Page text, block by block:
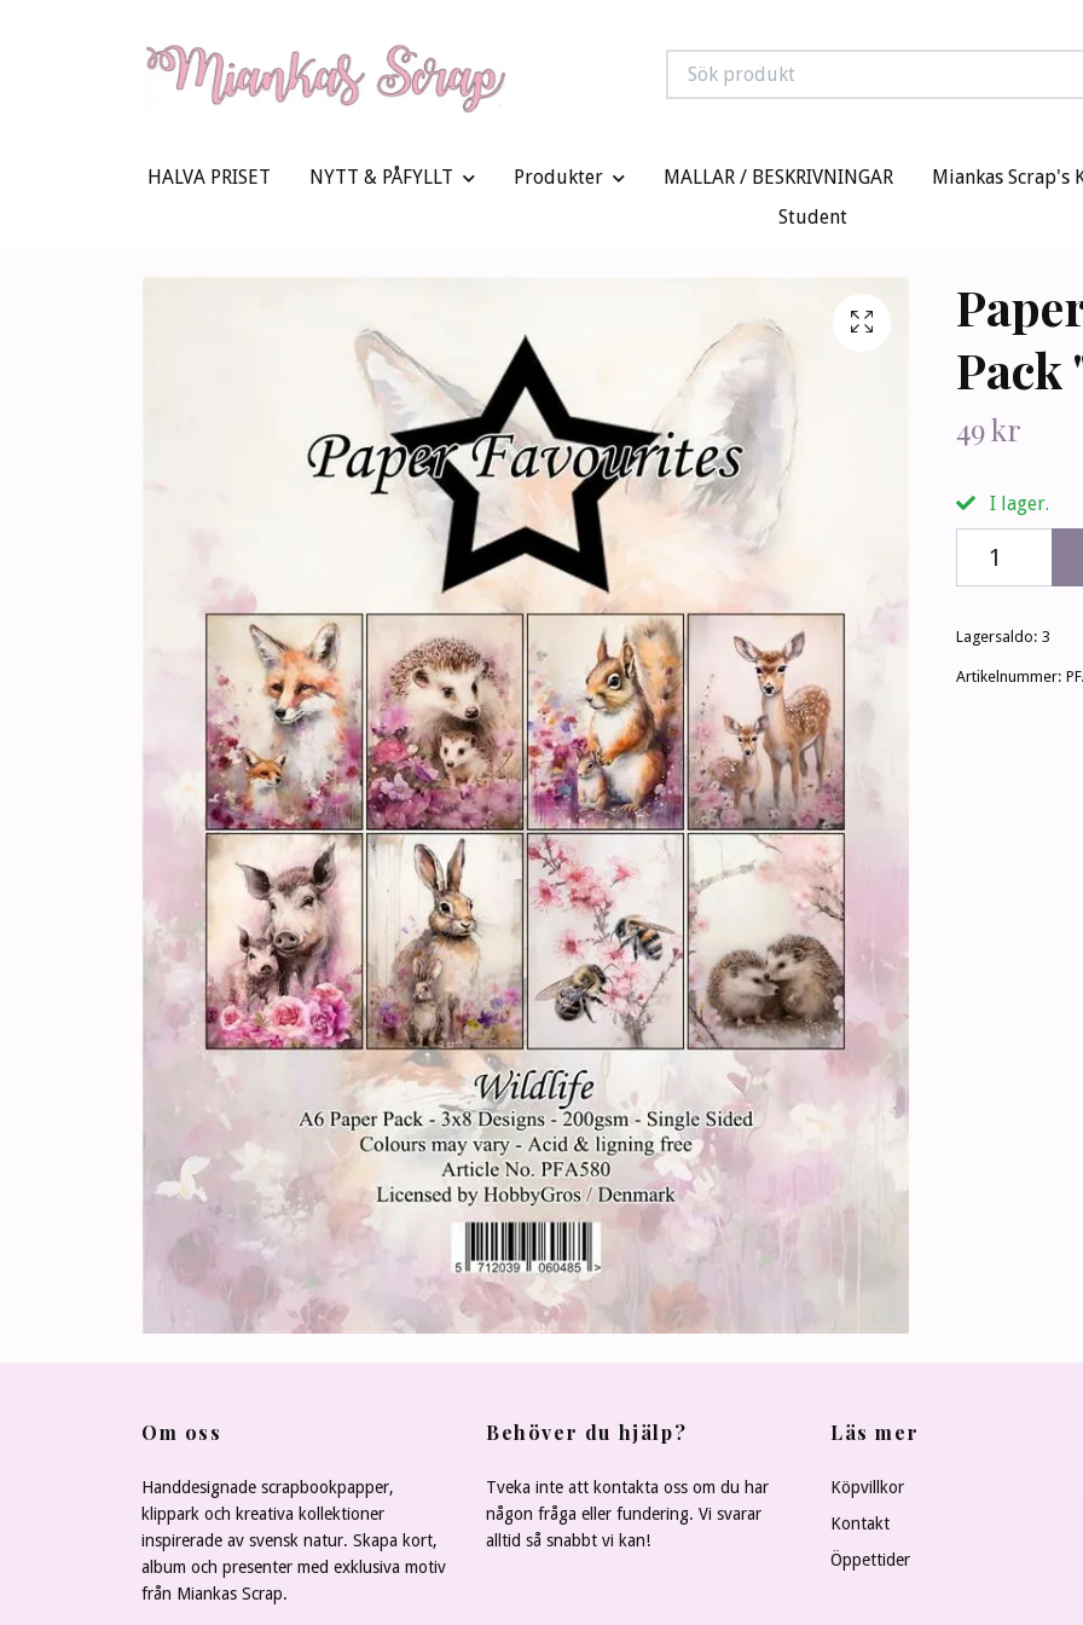
HALVA PRISET NYTT & PÅFYLLT Produkter MALLAR / BESKRIVNINGAR Miankas Scrap's
Student
Pack
49 kr
I lager.
Lagersaldo: 3
Artikelnummer:
Om oss
Handdesignade scrapbookpapper,
klippark och kreativa kollektioner
inspirerade av svensk natur. Skapa kort,
album och presenter med exklusiva motiv
från Miankas Scrap.
Behöver du hjälp?
Tveka inte att kontakta oss om du har
någon fråga eller fundering. Vi svarar
alltid så snabbt vi kan!
Läs mer
Köpvillkor
Kontakt
Öppettider